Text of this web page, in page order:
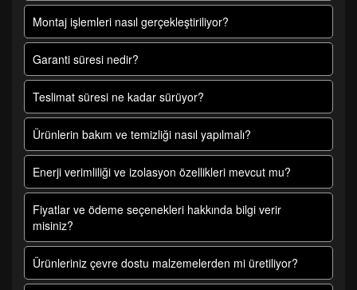
Montaj işlemleri nasıl gerçekleştiriliyor?
Garanti süresi nedir?
Teslimat süresi ne kadar sürüyor?
Ürünlerin bakım ve temizliği nasıl yapılmalı?
Enerji verimliliği ve izolasyon özellikleri mevcut mu?
Fiyatlar ve ödeme seçenekleri hakkında bilgi verir
misiniz?
Ürünleriniz çevre dostu malzemelerden mi üretiliyor?